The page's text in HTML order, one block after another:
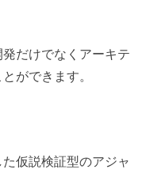
だけでなくアーキテ
ができます。
仮説検証型のアジャ